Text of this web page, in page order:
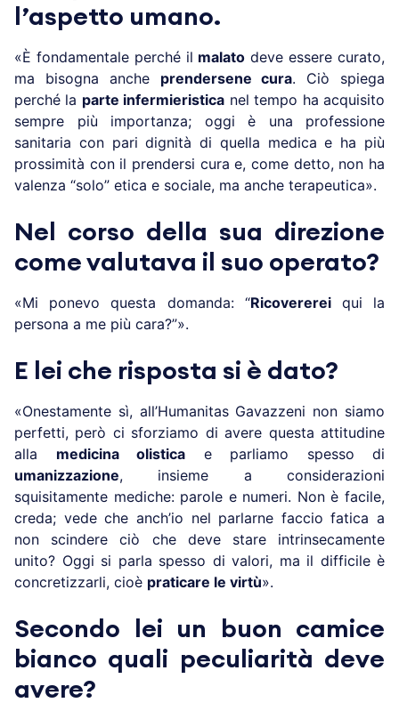
l’aspetto umano.
«È fondamentale perché il malato deve essere curato,
ma bisogna anche prendersene cura. Ciò spiega
perché la parte infermieristica nel tempo ha acquisito
sempre più importanza; oggi è una professione
sanitaria con pari dignità di quella medica e ha più
prossimità con il prendersi cura e, come detto, non ha
valenza “solo” etica e sociale, ma anche terapeutica».
Nel corso della sua direzione
come valutava il suo operato?
«Mi ponevo questa domanda: “Ricoverereiqui la
persona a me più cara?”».
E lei che risposta si è dato?
«Onestamente sì, all’Humanitas Gavazzeni non siamo
perfetti, però ci sforziamo di avere questa attitudine
alla medicina olistica e parliamo spesso di
umanizzazione, insieme a considerazioni
squisitamente mediche: parole e numeri. Non è facile,
creda; vede che anch’io nel parlarne faccio fatica a
non scindere ciò che deve stare intrinsecamente
unito? Oggi si parla spesso di valori, ma il difficile è
concretizzarli, cioè praticare le virtù».
Secondo lei un buon camice
bianco quali peculiarità deve
avere?